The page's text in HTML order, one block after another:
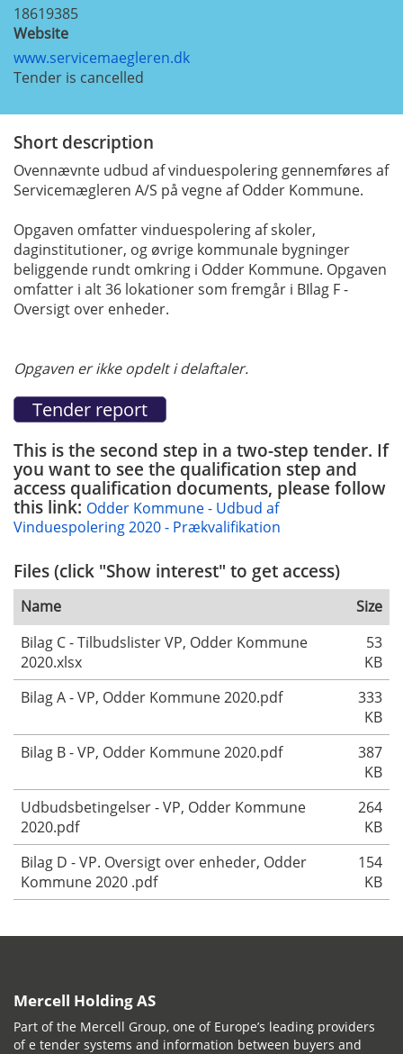
18619385
Website
www.servicemaegleren.dk
Tender is cancelled
Short description
Ovennævnte udbud af vinduespolering gennemføres af
Servicemægleren A/S på vegne af Odder Kommune.
Opgaven omfatter vinduespolering af skoler,
daginstitutioner, og øvrige kommunale bygninger
beliggende rundt omkring i Odder Kommune. Opgaven
omfatter i alt 36 lokationer som fremgår i BIlag F -
Oversigt over enheder.
Opgaven er ikke opdelt i delaftaler.
This is the second step in a two-step tender. If
you want to see the qualification step and
access qualification documents, please follow
this link: Odder Kommune - Udbud af
Vinduespolering 2020 - Prækvalifikation
Files (click "Show interest" to get access)
Name
Size
Bilag C - Tilbudslister VP, Odder Kommune
2020.xlsx
53
KB
Bilag A - VP, Odder Kommune 2020.pdf
333
KB
Bilag B - VP, Odder Kommune 2020.pdf
387
KB
Udbudsbetingelser - VP, Odder Kommune
2020.pdf
264
KB
Bilag D - VP. Oversigt over enheder, Odder
Kommune 2020 .pdf
154
KB
Mercell Holding AS
Part of the Mercell Group, one of Europe’s leading providers
of e tender systems and information between buyers and